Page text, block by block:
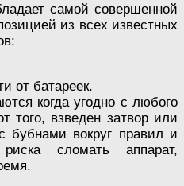
самой совершенной
из всех известных
от батареек.
когда угодно с любого
того, взведен затвор или
бубнами вокруг правил и
сломать аппарат,